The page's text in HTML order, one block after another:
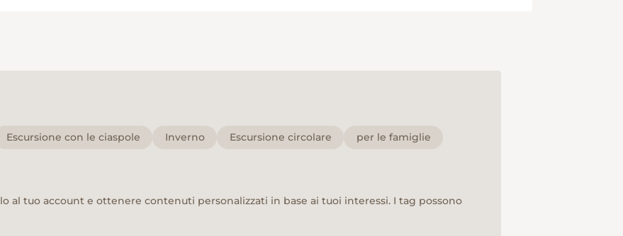
Escursione con le ciaspole Inverno Escursione circolare
per le famiglie
al tuo account e ottenere contenuti personalizzati in base ai tuoi interessi. I tag possono